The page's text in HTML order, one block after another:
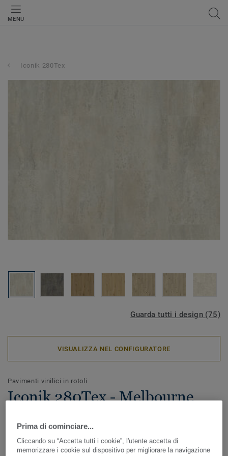
MENU
Iconik 280Tex
Guarda tutti i design (75)
VISUALIZZA NEL CONFIGURATORE
Pavimenti vinilici in rotoli
Iconik 280Tex - Melbourne
ICONIK 280Tex è il pavimento vinilico in rotoli ideale in
caso di lavori di ristrutturazione. Lo speciale supporto
Prima di cominciare...
Cliccando su “Accetta tutti i cookie”, l'utente accetta di
memorizzare i cookie sul dispositivo per migliorare la navigazione